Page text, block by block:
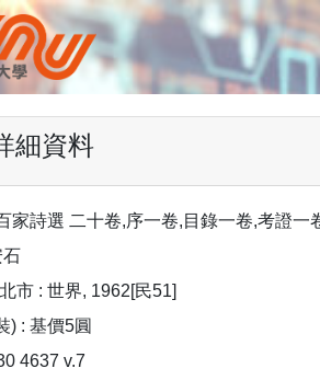
細資料
家詩選 二十卷,序一卷,目錄一卷,考證一
石
市 : 世界, 1962[民51]
) : 基價5圓
4637 v.7